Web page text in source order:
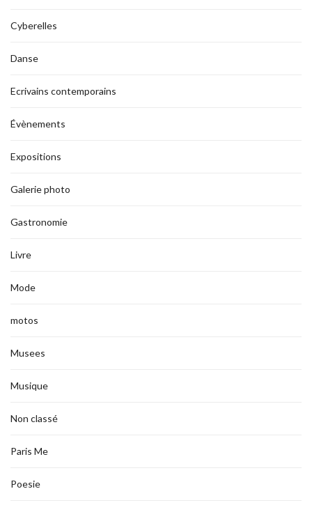
Cyberelles
Danse
Ecrivains contemporains
Évènements
Expositions
Galerie photo
Gastronomie
Livre
Mode
motos
Musees
Musique
Non classé
Paris Me
Poesie